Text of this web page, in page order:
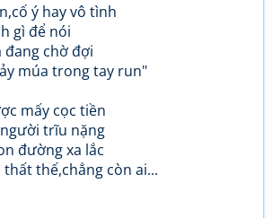
ý hay vô tình
gì để nói
đang chờ đợi
múa trong tay run"
mấy cọc tiền
trĩu nặng
đường xa lắc
thế,chẳng còn ai...